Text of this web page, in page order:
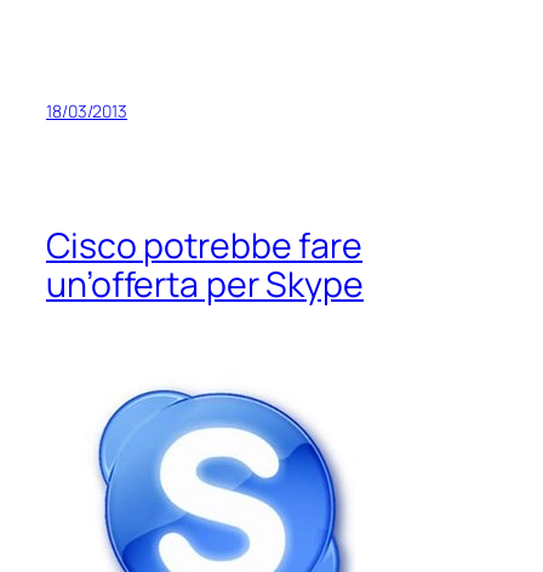
18/03/2013
Cisco potrebbe fare
un’offerta per Skype